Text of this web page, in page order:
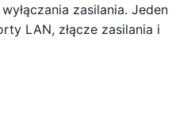
zasilania. Jeden
LAN, złącze zasilania i